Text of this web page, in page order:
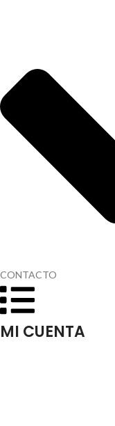
CONTACTO
MI CUENTA